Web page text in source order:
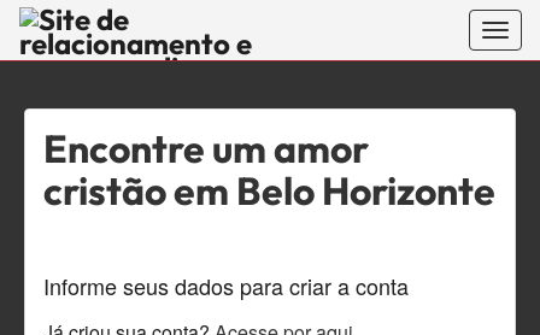
encontre o
seu divino
de namoro
Encontre um amor
cristão em Belo Horizonte
Informe seus dados para criar a conta